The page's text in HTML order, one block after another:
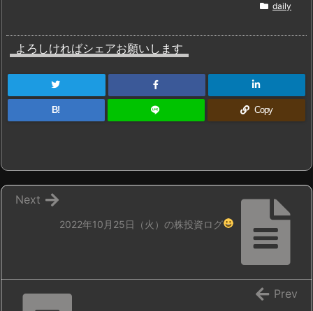
daily
よろしければシェアお願いします
B! Copy
2022年10月25日（火）の株投資ログ
Next
Prev